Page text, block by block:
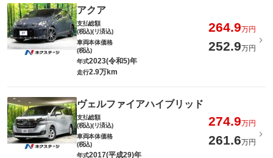
アクア
支払総額
(税込)(リ済込)
264.9万円
車両本体価格
(税込)
252.9万円
年式2023(令和5)年
走行2.9万km
ヴェルファイアハイブリッド
支払総額
(税込)(リ済込)
274.9万円
車両本体価格
(税込)
261.6万円
年式2017(平成29)年